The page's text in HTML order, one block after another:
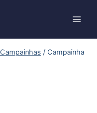
Campainhas / Campainha